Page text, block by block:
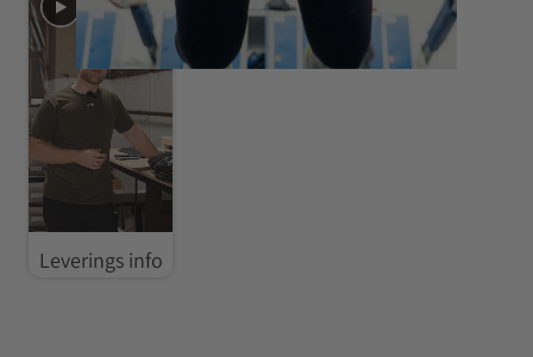
Leverings info